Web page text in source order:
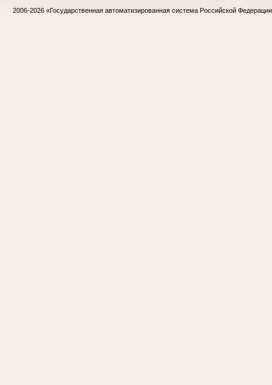
2006-2026 «Государственная автоматизированная система Российской